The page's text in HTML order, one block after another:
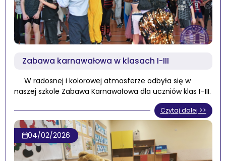
Zabawa karnawałowa w klasach I-III
W radosnej i kolorowej atmosferze odbyła się w
naszej szkole Zabawa Karnawałowa dla uczniów klas I–III.
Czytaj dalej >>
04/02/2026